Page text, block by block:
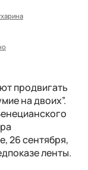
продвигать
на двоих”.
26 сентября,
ленты.